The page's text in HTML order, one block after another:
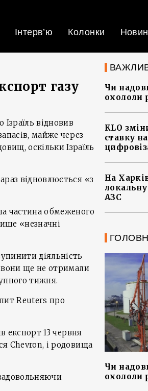
Інтерв’ю Колонки
газу
відновив
майже через
оскільки Ізраїль
відновлюється «з
частина обмеженого
«незначні
діяльність
вони ще не отримали
тижня.
Reuters про
експорт 13 червня
Chevron, і родовища
Чи
охололи
KLO
ставку
На
АЗС
Чи
охололи